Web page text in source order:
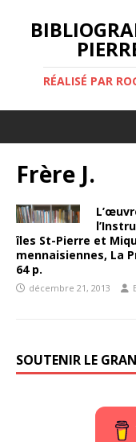
RÉALISÉ PAR
Frère J.
îles St-Pierre et
mennaisiennes, La
64 p.
décembre 21, 2013
SOUTENIR LE